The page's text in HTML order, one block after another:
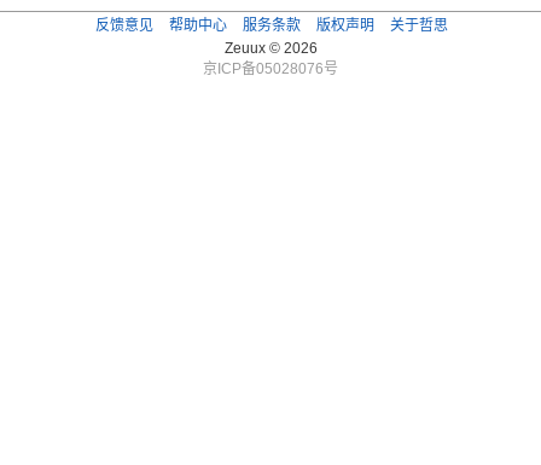
反馈意见 帮助中心 服务条款 版权声明
关于哲思
Zeuux © 2026
京ICP备05028076号